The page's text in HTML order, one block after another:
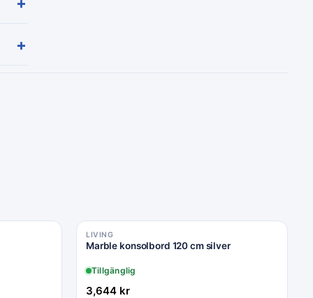
+
LIVING
Marble konsolbord 120 cm silver
Tillgänglig
3,644 kr